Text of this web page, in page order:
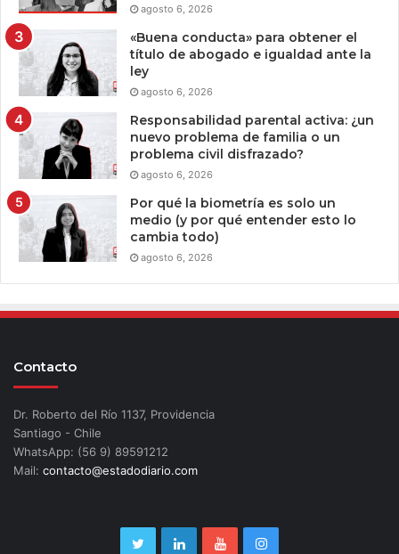
agosto 6, 2026
«Buena conducta» para obtener el
título de abogado e igualdad ante la
ley
agosto 6, 2026
Responsabilidad parental activa: ¿un
nuevo problema de familia o un
problema civil disfrazado?
agosto 6, 2026
Por qué la biometría es solo un
medio (y por qué entender esto lo
cambia todo)
agosto 6, 2026
Contacto
Dr. Roberto del Río 1137, Providencia
Santiago - Chile
WhatsApp: (56 9) 89591212
Mail: contacto@estadodiario.com